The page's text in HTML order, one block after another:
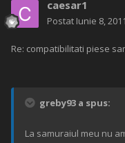
caesar1
Postat Iunie 8, 2011
Re: compatibilitati piese
greby93 a spus:
La samuraiul meu nu